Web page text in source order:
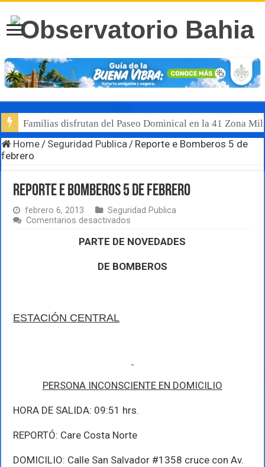
Luis Munguía destaca, junto al gobernador Pablo
Home / Seguridad Publica / Reporte e Bomberos 5 de
febrero
Reporte e Bomberos 5 de febrero
febrero 6, 2013
Seguridad Publica
Comentarios desactivados
e
de
PARTE DE NOVEDADES
DE BOMBEROS
ESTACIÓN CENTRAL
PERSONA INCONSCIENTE EN DOMICILIO
HORA DE SALIDA: 09:51 hrs.
REPORTÓ: Care Costa Norte
DOMICILIO: Calle San Salvador #1358 cruce con Av.